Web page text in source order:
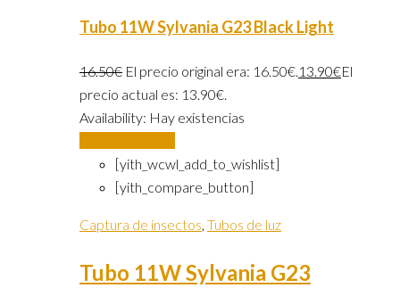
Tubo 11W Sylvania G23 Black Light
16.50€ El precio original era: 16.50€. 13.90€El
precio actual es: 13.90€.
Availability: Hay existencias
[yith_wcwl_add_to_wishlist]
[yith_compare_button]
Captura de insectos Tubos de luz
Tubo 11W Sylvania G23